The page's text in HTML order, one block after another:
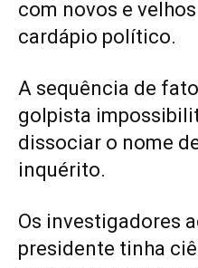
com novos e
cardápio político.
A sequência de
golpista
dissociar o nome
inquérito.
Os investigadores
presidente tinha